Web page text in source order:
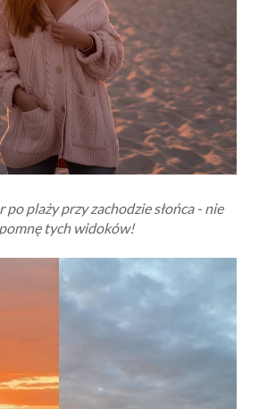
po plaży przy zachodzie słońca - nie
tych widoków!